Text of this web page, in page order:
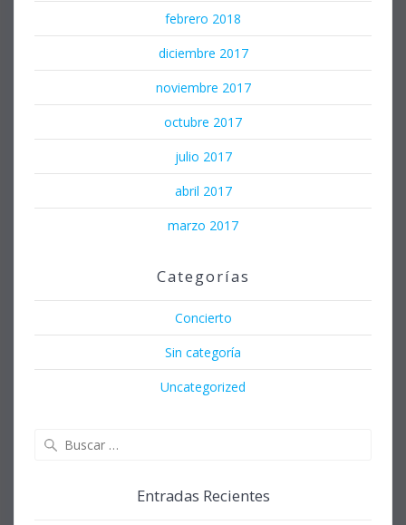
febrero 2018
diciembre 2017
noviembre 2017
octubre 2017
julio 2017
abril 2017
marzo 2017
Categorías
Concierto
Sin categoría
Uncategorized
Entradas Recientes